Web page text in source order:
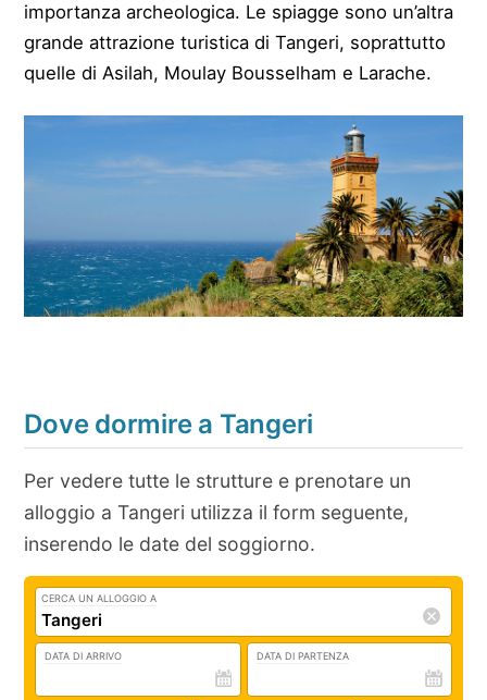
importanza archeologica. Le spiagge sono un’altra
grande attrazione turistica di Tangeri, soprattutto
quelle di Asilah, Moulay Bousselham e Larache.
Dove dormire a Tangeri
Per vedere tutte le strutture e prenotare un
alloggio a Tangeri utilizza il form seguente,
inserendo le date del soggiorno.
CERCA UN ALLOGGIO A
DATA DI ARRIVO DATA DI PARTENZA